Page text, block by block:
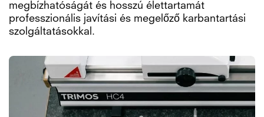
megbízhatóságát és hosszú élettartamát
professzionális javítási és megelőző karbantartási
szolgáltatásokkal.